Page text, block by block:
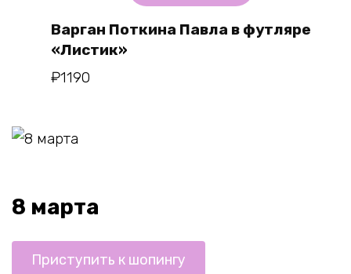
Варган Поткина Павла в футляре
«Листик»
₽1190
8 марта
Приступить к шопингу